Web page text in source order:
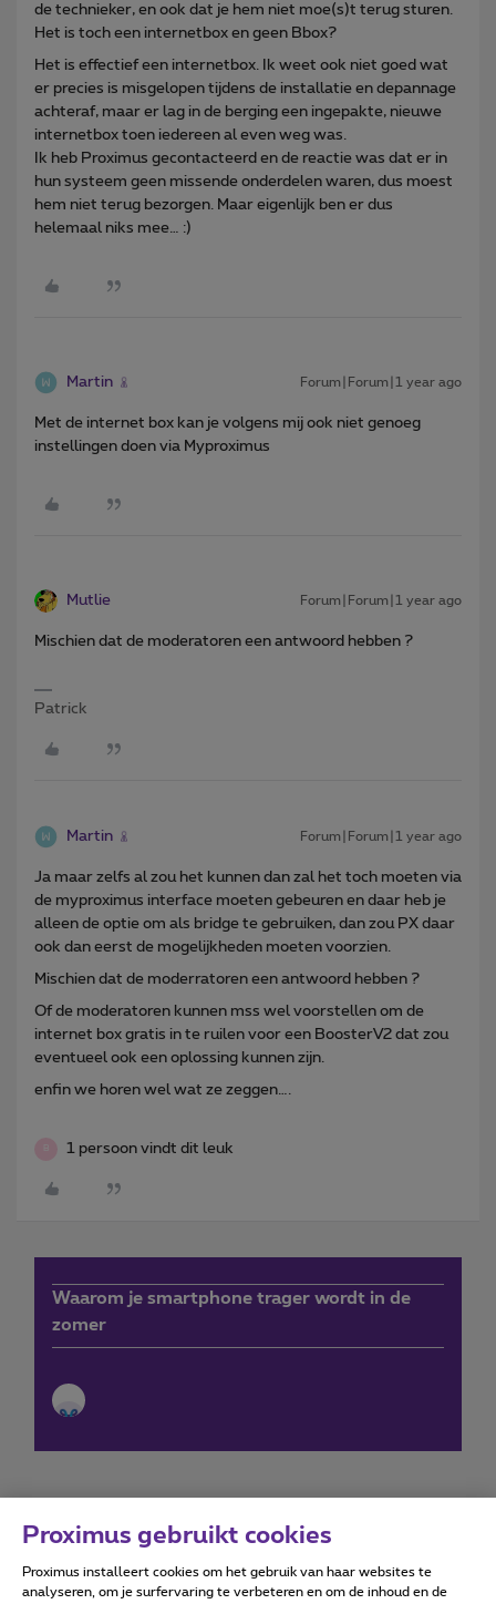
de technieker, en ook dat je hem niet moe(s)t terug sturen.
Het is toch een internetbox en geen Bbox?
Het is effectief een internetbox. Ik weet ook niet goed wat
er precies is misgelopen tijdens de installatie en depannage
achteraf, maar er lag in de berging een ingepakte, nieuwe
internetbox toen iedereen al even weg was.
Ik heb Proximus gecontacteerd en de reactie was dat er in
hun systeem geen missende onderdelen waren, dus moest
hem niet terug bezorgen. Maar eigenlijk ben er dus
helemaal niks mee… :)
Martin Forum|Forum|1 year ago
Met de internet box kan je volgens mij ook niet genoeg
instellingen doen via Myproximus
Mutlie Forum|Forum|1 year ago
Mischien dat de moderatoren een antwoord hebben ?
Patrick
Martin Forum|Forum|1 year ago
Ja maar zelfs al zou het kunnen dan zal het toch moeten via
de myproximus interface moeten gebeuren en daar heb je
alleen de optie om als bridge te gebruiken, dan zou PX daar
ook dan eerst de mogelijkheden moeten voorzien.
Mischien dat de moderratoren een antwoord hebben ?
Of de moderatoren kunnen mss wel voorstellen om de
internet box gratis in te ruilen voor een BoosterV2 dat zou
eventueel ook een oplossing kunnen zijn.
enfin we horen wel wat ze zeggen….
1 persoon vindt dit leuk
Waarom je smartphone trager wordt in de
zomer
Forumvoorwaarden Accessibility statement
Proximus gebruikt cookies
Proximus installeert cookies om het gebruik van haar websites te
analyseren, om je surfervaring te verbeteren en om de inhoud en de